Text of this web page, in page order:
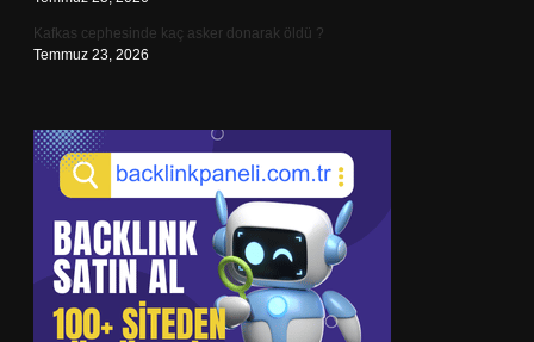
Kafkas cephesinde kaç asker donarak öldü ?
Temmuz 23, 2026